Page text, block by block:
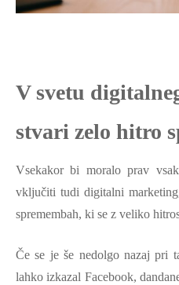
V svetu
stvari zelo hitro
Vsekakor bi moralo prav
vključiti tudi digitalni
spremembah, ki se z veliko
Če se je še nedolgo nazaj pri
lahko izkazal Facebook,